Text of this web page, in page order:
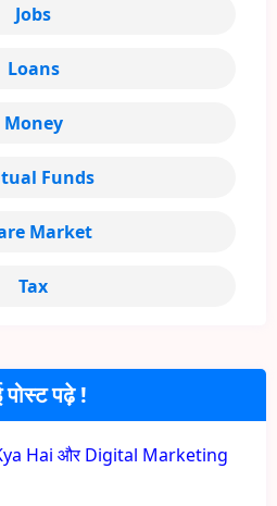
पोस्ट पढ़े !
Hai और Digital Marketing
Jobs
Loans
Money
Funds
Market
Tax